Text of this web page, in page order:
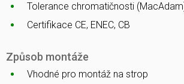
Tolerance chromatičnosti
Certifikace CE, ENEC, CB
Způsob montáže
Vhodné pro montáž na strop